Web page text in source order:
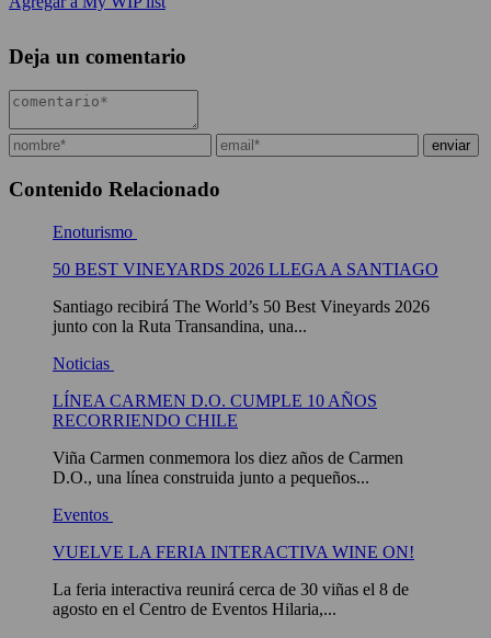
Deja un comentario
Contenido Relacionado
Enoturismo
50 BEST VINEYARDS 2026 LLEGA A SANTIAGO
Santiago recibirá The World’s 50 Best Vineyards 2026
junto con la Ruta Transandina, una...
Noticias
LÍNEA CARMEN D.O. CUMPLE 10 AÑOS
RECORRIENDO CHILE
Viña Carmen conmemora los diez años de Carmen
D.O., una línea construida junto a pequeños...
Eventos
VUELVE LA FERIA INTERACTIVA WINE ON!
La feria interactiva reunirá cerca de 30 viñas el 8 de
agosto en el Centro de Eventos Hilaria,...